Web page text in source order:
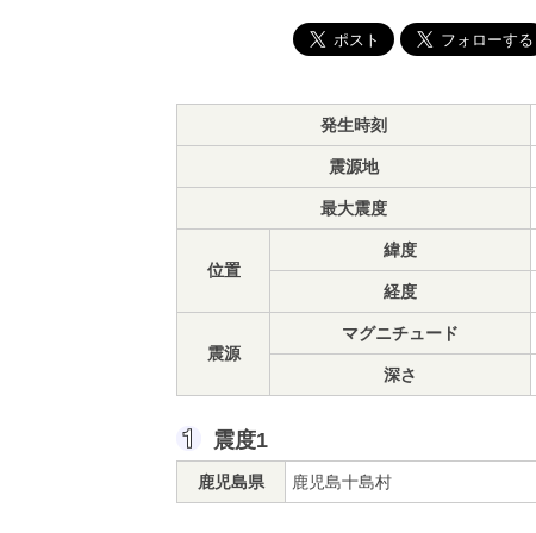
発生時刻
震源地
最大震度
位置
緯度
経度
震源
マグニチュード
深さ
震度1
鹿児島県 鹿児島十島村